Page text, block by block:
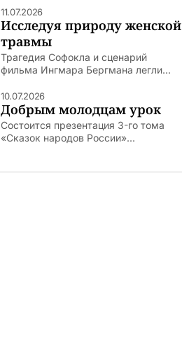
11.07.2026
Исследуя природу женской
травмы
Трагедия Софокла и сценарий
фильма Ингмара Бергмана легли...
10.07.2026
Добрым молодцам урок
Состоится презентация 3-го тома
«Сказок народов России»...